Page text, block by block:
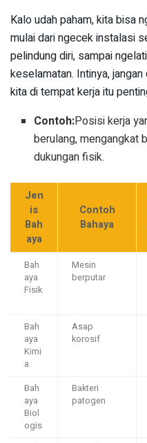
Kalo udah paham, kita bisa
mulai dari ngecek instalasi
pelindung diri, sampai
keselamatan. Intinya,
kita di tempat kerja itu
Contoh:Posisi kerja
berulang, mengangkat
dukungan fisik.
Jen
is
Bah
aya
Contoh
Bahaya
Bah
aya
Fisik
Mesin
berputar
Bah
aya
Kimi
a
Asap
korosif
Bah
aya
Biol
ogis
Bakteri
patogen